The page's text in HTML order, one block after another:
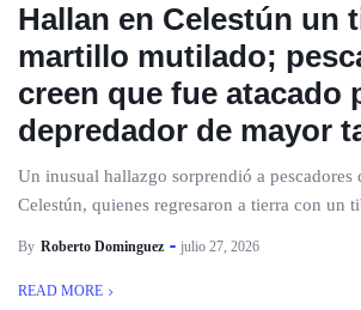
Hallan en Celestún un
martillo mutilado;
creen que fue atacado
depredador de mayor
Un inusual hallazgo sorprendió a pescadores
Celestún, quienes regresaron a tierra con un
By Roberto Dominguez julio 27, 2026
READ MORE